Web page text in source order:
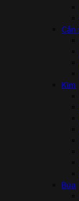
Kìm
Búa